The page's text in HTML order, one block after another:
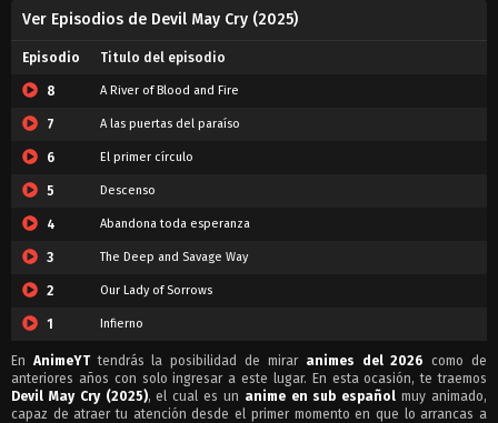
Ver Episodios de Devil May Cry (2025)
Episodio Titulo del episodio
8 A River of Blood and Fire
7 A las puertas del paraíso
6 El primer círculo
5 Descenso
4 Abandona toda esperanza
3 The Deep and Savage Way
2 Our Lady of Sorrows
1 Infierno
En AnimeYTtendrás la posibilidad de mirar animes del 2026 como de
anteriores años con solo ingresar a este lugar. En esta ocasión, te traemos
Devil May Cry (2025), el cual es un anime en sub español muy animado,
capaz de atraer tu atención desde el primer momento en que lo arrancas a